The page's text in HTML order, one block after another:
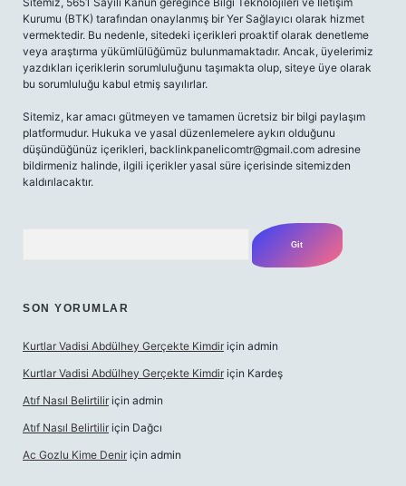
Kurumu (BTK) tarafından onaylanmış bir Yer Sağlayıcı olarak hizmet
vermektedir. Bu nedenle, sitedeki içerikleri proaktif olarak denetleme
veya araştırma yükümlülüğümüz bulunmamaktadır. Ancak, üyelerimiz
yazdıkları içeriklerin sorumluluğunu taşımakta olup, siteye üye olarak
bu sorumluluğu kabul etmiş sayılırlar.
Sitemiz, kar amacı gütmeyen ve tamamen ücretsiz bir bilgi paylaşım
platformudur. Hukuka ve yasal düzenlemelere aykırı olduğunu
düşündüğünüz içerikleri, backlinkpanelicomtr@gmail.com adresine
bildirmeniz halinde, ilgili içerikler yasal süre içerisinde sitemizden
kaldırılacaktır.
SON YORUMLAR
Kurtlar Vadisi Abdülhey Gerçekte Kimdir için admin
Kurtlar Vadisi Abdülhey Gerçekte Kimdir için Kardeş
Atıf Nasıl Belirtilir için admin
Atıf Nasıl Belirtilir için Dağcı
Ac Gozlu Kime Denir için admin